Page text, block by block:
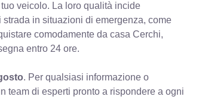
veicolo. La loro qualità incide
in situazioni di emergenza, come
comodamente da casa Cerchi,
entro 24 ore.
. Per qualsiasi informazione o
team di esperti pronto a rispondere a ogni